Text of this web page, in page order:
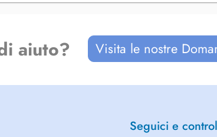
aiuto? Visita le nostre
Seguici e